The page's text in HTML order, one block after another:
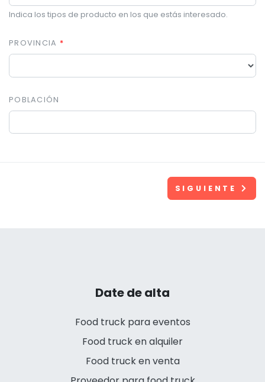
Indica los tipos de producto en los que estás interesado.
PROVINCIA
POBLACIÓN
SIGUIENTE
Date de alta
Food truck para eventos
Food truck en alquiler
Food truck en venta